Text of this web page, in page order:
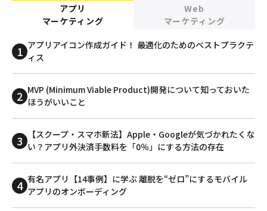
アプリ
マーケティング
Web
マーケティング
アプリアイコン作成ガイド！ 最適化のためのベストプラクテ
ィス
MVP (Minimum Viable Product)開発について知っておいた
ほうがいいこと
【スクープ・スマホ新法】Apple・Googleが気づかれたくな
い？アプリ外決済手数料を「0％」にする方法の存在
有名アプリ【14事例】に学ぶ 離脱を“ゼロ”にするモバイル
アプリのオンボーディング